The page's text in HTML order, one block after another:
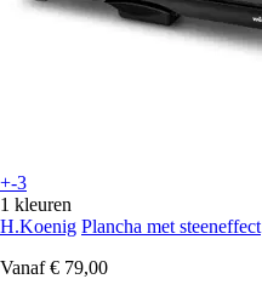
+-3
1 kleuren
H.Koenig Plancha met steeneffect
Vanaf € 79,00